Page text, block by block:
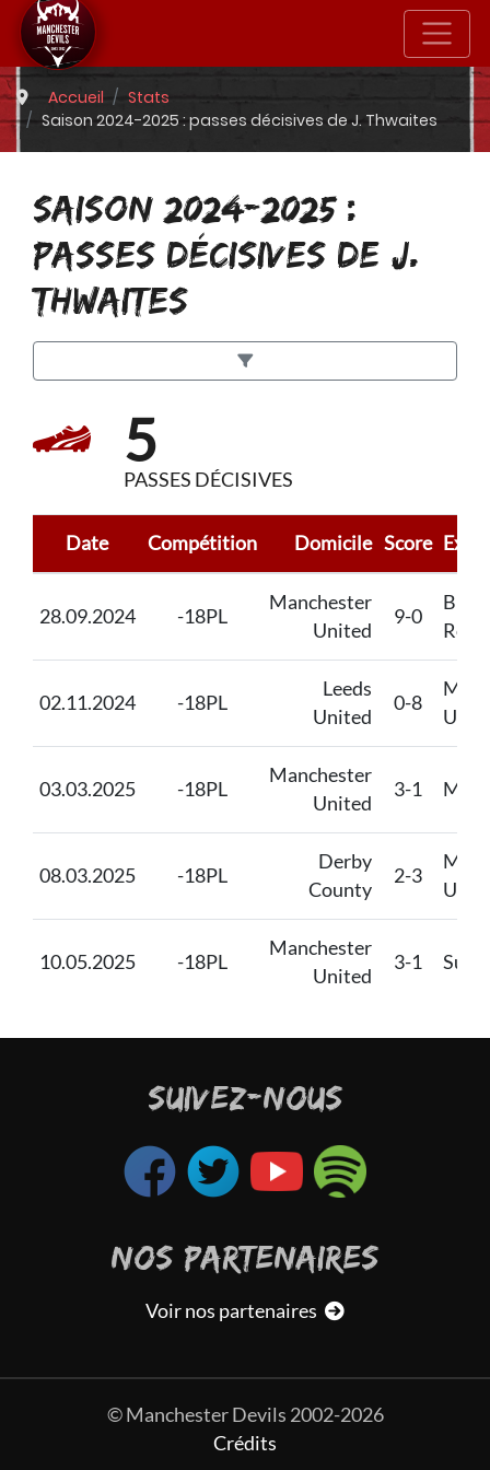
Accueil
Stats
Saison 2024-2025 : passes décisives de J. Thwaites
SAISON 2024-2025 :
PASSES DÉCISIVES DE J.
THWAITES
5
PASSES DÉCISIVES
Date Compétition Domicile Score
28.09.2024 -18PL
Manchester
United
9-0
02.11.2024 -18PL
Leeds
United
0-8
03.03.2025 -18PL
Manchester
United
3-1
08.03.2025 -18PL
Derby
County
2-3
10.05.2025 -18PL
Manchester
United
3-1
SUIVEZ-NOUS
NOS PARTENAIRES
Voir nos partenaires
© Manchester Devils 2002-2026
Crédits